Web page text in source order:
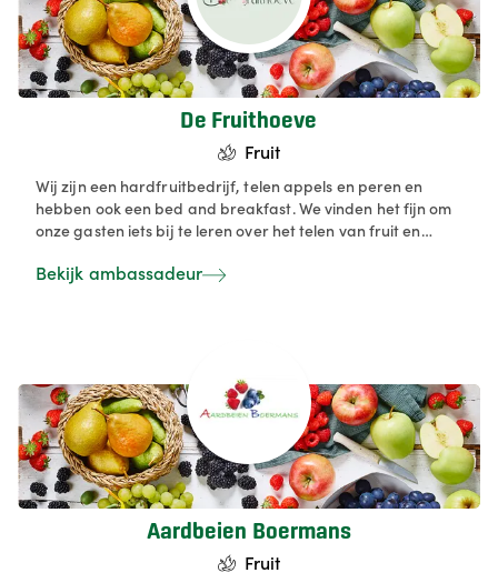
De Fruithoeve
Fruit
Wij zijn een hardfruitbedrijf, telen appels en peren en
hebben ook een bed and breakfast. We vinden het fijn om
onze gasten iets bij te leren over het telen van fruit en
te kopen. Daarom verkopen we ons eigen fruit en sappen
Bekijk ambassadeur
Aardbeien Boermans
Fruit